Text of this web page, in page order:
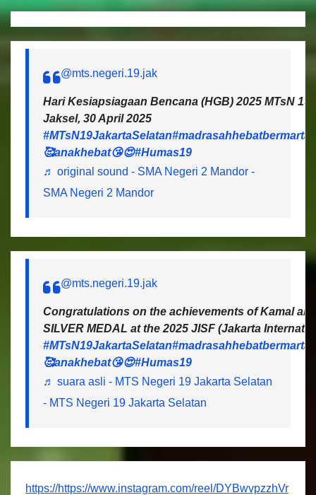
@mts.negeri.19.jak
Hari Kesiapsiagaan Bencana (HGB) 2025 MTsN
Jaksel, 30 April 2025
#MTsN19JakartaSelatan
🥰anakhebat😘😍#Humas19
♬ original sound - SMA Negeri 2 Mandor -
SMA Negeri 2 Mandor
@mts.negeri.19.jak
Congratulations on the achievements of Kamal
SILVER MEDAL at the 2025 JISF (Jakarta
#MTsN19JakartaSelatan
🥰anakhebat😘😍#Humas19
♬ suara asli - MTS Negeri 19 Jakarta Selatan
- MTS Negeri 19 Jakarta Selatan
https://https://www.instagram.com/reel/DYBwvpzzhVr